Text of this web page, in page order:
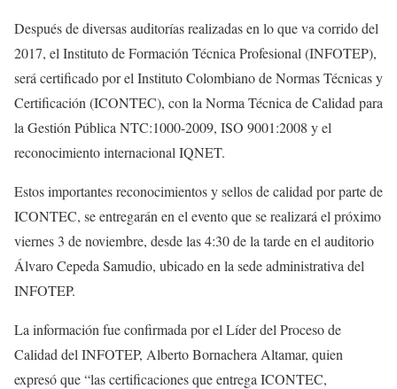
Después de diversas auditorías realizadas en lo que va corrido del
2017, el Instituto de Formación Técnica Profesional (INFOTEP),
será certificado por el Instituto Colombiano de Normas Técnicas y
Certificación (ICONTEC), con la Norma Técnica de Calidad para
la Gestión Pública NTC:1000-2009, ISO 9001:2008 y el
reconocimiento internacional IQNET.
Estos importantes reconocimientos y sellos de calidad por parte de
ICONTEC, se entregarán en el evento que se realizará el próximo
viernes 3 de noviembre, desde las 4:30 de la tarde en el auditorio
Álvaro Cepeda Samudio, ubicado en la sede administrativa del
INFOTEP.
La información fue confirmada por el Líder del Proceso de
Calidad del INFOTEP, Alberto Bornachera Altamar, quien
expresó que “las certificaciones que entrega ICONTEC,